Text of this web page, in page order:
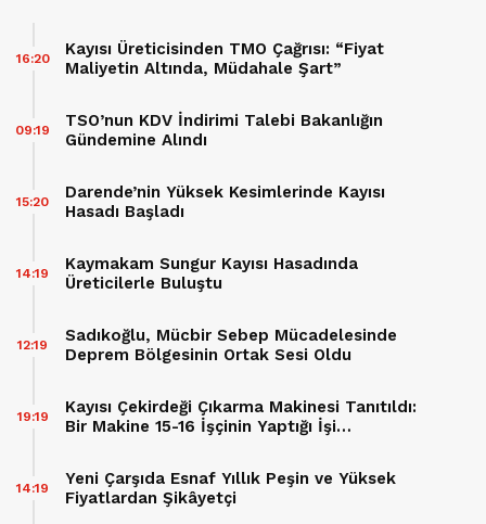
Kayısı Üreticisinden TMO Çağrısı: “Fiyat
Maliyetin Altında, Müdahale Şart”
16:20
TSO’nun KDV İndirimi Talebi Bakanlığın
Gündemine Alındı
09:19
Darende’nin Yüksek Kesimlerinde Kayısı
Hasadı Başladı
15:20
Kaymakam Sungur Kayısı Hasadında
Üreticilerle Buluştu
14:19
Sadıkoğlu, Mücbir Sebep Mücadelesinde
Deprem Bölgesinin Ortak Sesi Oldu
12:19
Kayısı Çekirdeği Çıkarma Makinesi Tanıtıldı:
Bir Makine 15-16 İşçinin Yaptığı İşi
19:19
Yeni Çarşıda Esnaf Yıllık Peşin ve Yüksek
Fiyatlardan Şikâyetçi
14:19